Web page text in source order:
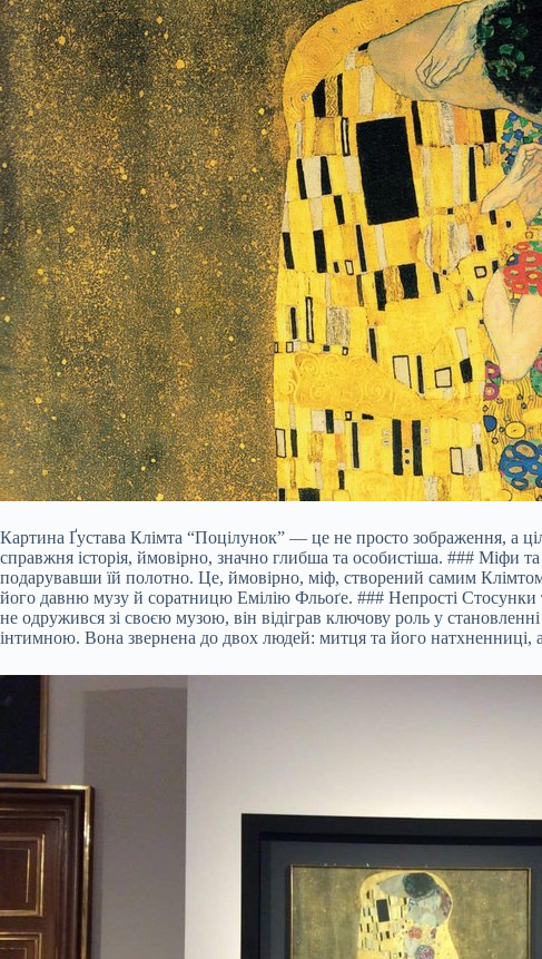
Картина Ґустава Клімта “Поцілунок” — це не просто зображення, а
справжня історія, ймовірно, значно глибша та особистіша. ### Міфи
подарувавши їй полотно. Це, ймовірно, міф, створений самим
його давню музу й соратницю Емілію Фльоґе. ### Непрості Стосунки
не одружився зі своєю музою, він відіграв ключову роль у
інтимною. Вона звернена до двох людей: митця та його натхненниці,